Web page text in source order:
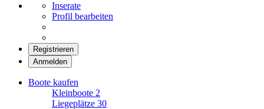
Inserate
Profil bearbeiten
Registrieren
Anmelden
Boote kaufen
Kleinboote 2
Liegeplätze 30